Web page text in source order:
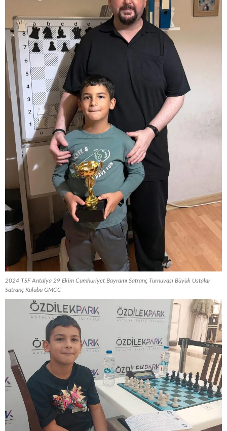
2024 TSF Antalya 29 Ekim Cumhuriyet Bayramı Satranç Turnuvası Büyük Ustalar
Satranç Kulübü GMCC